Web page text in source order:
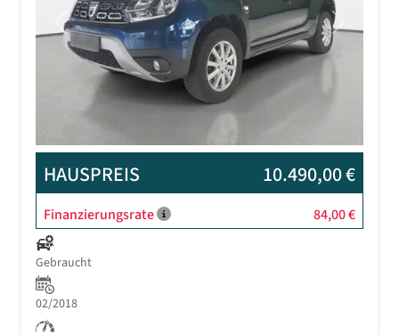
Previous Next
HAUSPREIS 10.490,00 €
Finanzierungsrate 84,00 €
Gebraucht
02/2018